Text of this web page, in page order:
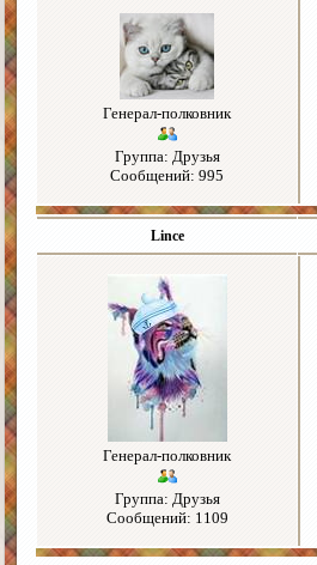
Генерал-полковник
Группа: Друзья
Сообщений: 995
Lince
Генерал-полковник
Группа: Друзья
Сообщений: 1109